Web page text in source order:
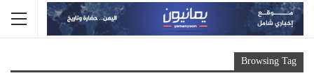
Browsing Tag